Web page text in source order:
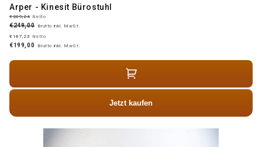
Arper - Kinesit Bürostuhl
€209,24 Netto
€249,00 Brutto inkl. MwSt.
€167,23
Netto
€199,00 Brutto inkl. MwSt.
Jetzt kaufen